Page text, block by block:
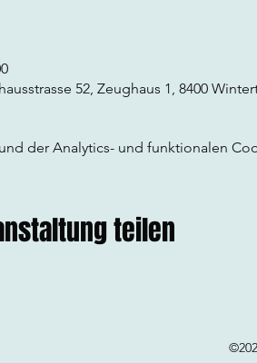
52, Zeughaus 1, 8400
der Analytics- und funktionalen
teilen